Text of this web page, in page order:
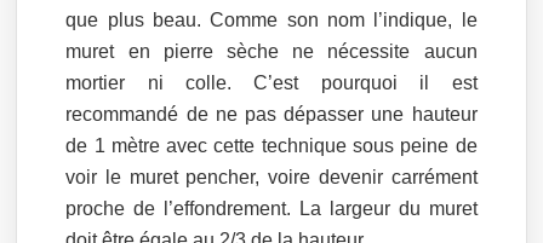
que plus beau. Comme son nom l’indique, le
muret en pierre sèche ne nécessite aucun
mortier ni colle. C’est pourquoi il est
recommandé de ne pas dépasser une hauteur
de 1 mètre avec cette technique sous peine de
voir le muret pencher, voire devenir carrément
proche de l’effondrement. La largeur du muret